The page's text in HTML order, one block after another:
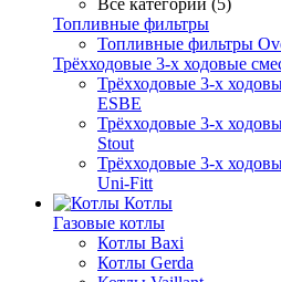
Все категории (5)
Топливные фильтры
Топливные фильтры
Трёхходовые 3-х ходовые
Трёхходовые 3-х
ESBE
Трёхходовые 3-х
Stout
Трёхходовые 3-х
Uni-Fitt
Котлы
Газовые котлы
Котлы Baxi
Котлы Gerda